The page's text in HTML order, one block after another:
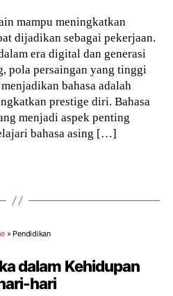
mampu meningkatkan
dijadikan sebagai pekerjaan.
era digital dan generasi
pola persaingan yang tinggi
bahasa adalah
prestige diri. Bahasa
menjadi aspek penting
bahasa asing […]
» Pendidikan
dalam Kehidupan
hari